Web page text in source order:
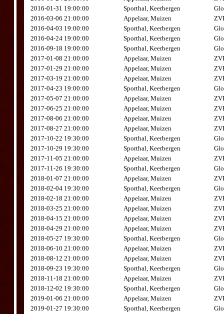
2016-01-31 19:00:00
Sporthal, Keerbergen
2016-03-06 21:00:00
Appelaar, Muizen
2016-04-03 19:00:00
Sporthal, Keerbergen
2016-04-24 19:00:00
Sporthal, Keerbergen
2016-09-18 19:00:00
Sporthal, Keerbergen
2017-01-08 21:00:00
Appelaar, Muizen
2017-01-29 21:00:00
Appelaar, Muizen
2017-03-19 21:00:00
Appelaar, Muizen
2017-04-23 19:00:00
Sporthal, Keerbergen
2017-05-07 21:00:00
Appelaar, Muizen
2017-06-25 21:00:00
Appelaar, Muizen
2017-08-06 21:00:00
Appelaar, Muizen
2017-08-27 21:00:00
Appelaar, Muizen
2017-10-22 19:30:00
Sporthal, Keerbergen
2017-10-29 19:30:00
Sporthal, Keerbergen
2017-11-05 21:00:00
Appelaar, Muizen
2017-11-26 19:30:00
Sporthal, Keerbergen
2018-01-07 21:00:00
Appelaar, Muizen
2018-02-04 19:30:00
Sporthal, Keerbergen
2018-02-18 21:00:00
Appelaar, Muizen
2018-03-25 21:00:00
Appelaar, Muizen
2018-04-15 21:00:00
Appelaar, Muizen
2018-04-29 21:00:00
Appelaar, Muizen
2018-05-27 19:30:00
Sporthal, Keerbergen
2018-06-10 21:00:00
Appelaar, Muizen
2018-08-12 21:00:00
Appelaar, Muizen
2018-09-23 19:30:00
Sporthal, Keerbergen
2018-11-18 21:00:00
Appelaar, Muizen
2018-12-02 19:30:00
Sporthal, Keerbergen
2019-01-06 21:00:00
Appelaar, Muizen
2019-01-27 19:30:00
Sporthal, Keerbergen